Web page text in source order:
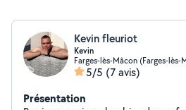
Kevin fleuriot
Kevin
Farges-lès-Mâcon (Farges-lès-
5/5 (7 avis)
Présentation